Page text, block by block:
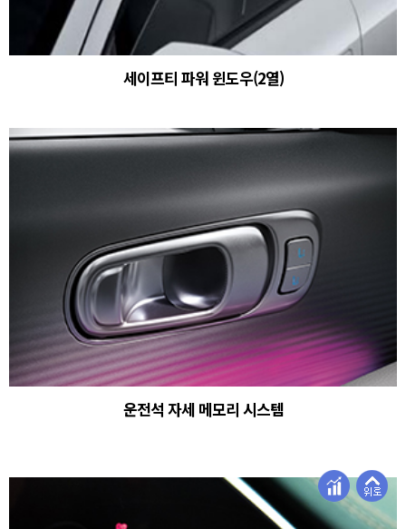
세이프티 파워 윈도우(2열)
운전석 자세 메모리 시스템